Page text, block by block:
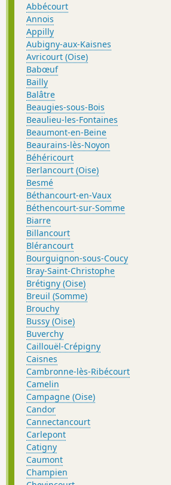
Abbécourt
Annois
Appilly
Aubigny-aux-Kaisnes
Avricourt (Oise)
Babœuf
Bailly
Balâtre
Beaugies-sous-Bois
Beaulieu-les-Fontaines
Beaumont-en-Beine
Beaurains-lès-Noyon
Béhéricourt
Berlancourt (Oise)
Besmé
Béthancourt-en-Vaux
Béthencourt-sur-Somme
Biarre
Billancourt
Blérancourt
Bourguignon-sous-Coucy
Bray-Saint-Christophe
Brétigny (Oise)
Breuil (Somme)
Brouchy
Bussy (Oise)
Buverchy
Caillouël-Crépigny
Caisnes
Cambronne-lès-Ribécourt
Camelin
Campagne (Oise)
Candor
Cannectancourt
Carlepont
Catigny
Caumont
Champien